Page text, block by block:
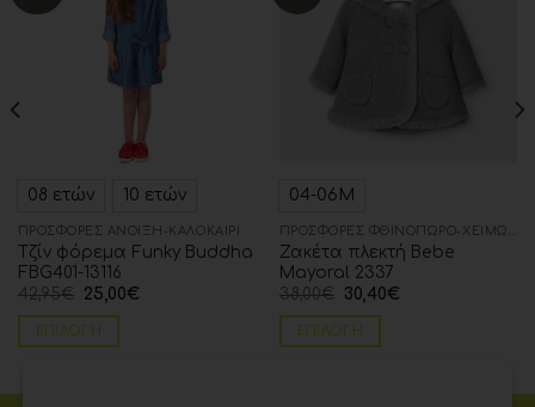
08 ετών 10 ετών
ΠΡΟΣΦΟΡΈΣ ΆΝΟΙΞΗ-ΚΑΛΟΚΑΊΡΙ
Τζίν φόρεμα Funky Buddha
FBG401-13116
42,95€ 25,00€
ΕΠΙΛΟΓΉ
04-06Μ
Ζακέτα πλεκτή Bebe
Mayoral 2337
38,00€ 30,40€
ΕΠΙΛΟΓΉ